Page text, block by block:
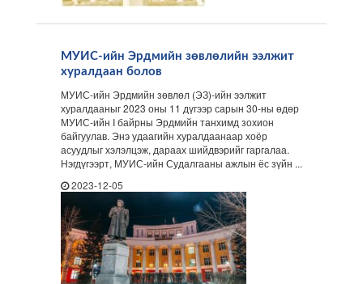
МУИС-ийн Эрдмийн зөвлөлийн ээлжит
хуралдаан болов
МУИС-ийн Эрдмийн зөвлөл (ЭЗ)-ийн ээлжит
хуралдааныг 2023 оны 11 дүгээр сарын 30-ны өдөр
МУИС-ийн I байрны Эрдмийн танхимд зохион
байгуулав. Энэ удаагийн хуралдаанаар хоёр
асуудлыг хэлэлцэж, дараах шийдвэрийг гаргалаа.
Нэгдүгээрт, МУИС-ийн Судалгааны ажлын ёс зүйн ...
2023-12-05